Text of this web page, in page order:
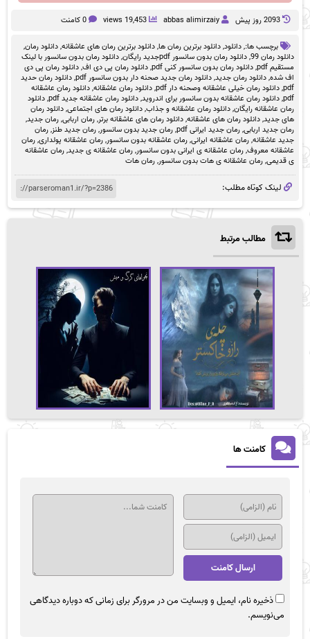
2093 روز پيش abbas alimirzaiy
19,453 views 0 کامنت
برچسب ها:,دانلود,دانلود برترین رمان ها,دانلود برترین رمان های عاشقانه,دانلود رمان,
دانلود رمان 99
,دانلود رمان بدون سانسور pdfجدید رایگان ,دانلود رمان بدون سانسور با لینک
مستقیم pdf
,دانلود رمان بدون سانسور کنی pdf ,دانلود رمان پی دی اف,دانلود رمان پی دی
اف شده,دانلود رمان جدید,دانلود رمان جدید صحنه دار بدون سانسور pdf ,دانلود رمان حدید
pdf
,دانلود رمان خیلی عاشقانه وصحنه دار pdf ,دانلود رمان عاشقانه,دانلود رمان عاشقانه
pdf
,دانلود رمان عاشقانه بدون سانسور برای اندروید,دانلود رمان عاشقانه جدید pdf ,دانلود
رمان عاشقانه رایگان,دانلود رمان عاشقانه و جذاب,دانلود رمان های اجتماعی,دانلود رمان
های جدید,دانلود رمان های عاشقانه,دانلود رمان های عاشقانه برتر,رمان اربابی,رمان جدید,
رمان جدید اربابی,رمان جدید ایرانی pdf ,رمان جدید بدون سانسور,رمان جدید طنز,رمان
جدید عاشقانه,رمان عاشقانه ایرانی,رمان عاشقانه بدون سانسور,رمان عاشقانه پولداری,رمان
عاشقانه معروف,رمان عاشقانه ی ایرانی بدون سانسور,رمان عاشقانه ی جدید,رمان عاشقانه
ی قدیمی,رمان عاشقانه ی هات بدون سانسور,رمان هات
لینک کوتاه مطلب:
مطالب مرتبط
کامنت ها
ذخیره نام، ایمیل و وبسایت من در مرورگر برای زمانی که دوباره دیدگاهی
می‌نویسم.